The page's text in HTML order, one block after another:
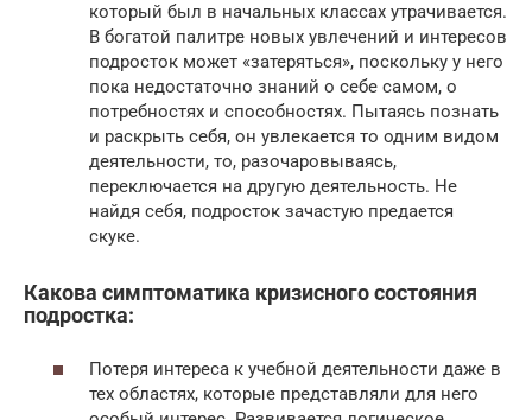
который был в начальных классах утрачивается.
В богатой палитре новых увлечений и интересов
подросток может «затеряться», поскольку у него
пока недостаточно знаний о себе самом, о
потребностях и способностях. Пытаясь познать
и раскрыть себя, он увлекается то одним видом
деятельности, то, разочаровываясь,
переключается на другую деятельность. Не
найдя себя, подросток зачастую предается
скуке.
Какова симптоматика кризисного состояния
подростка:
Потеря интереса к учебной деятельности даже в
тех областях, которые представляли для него